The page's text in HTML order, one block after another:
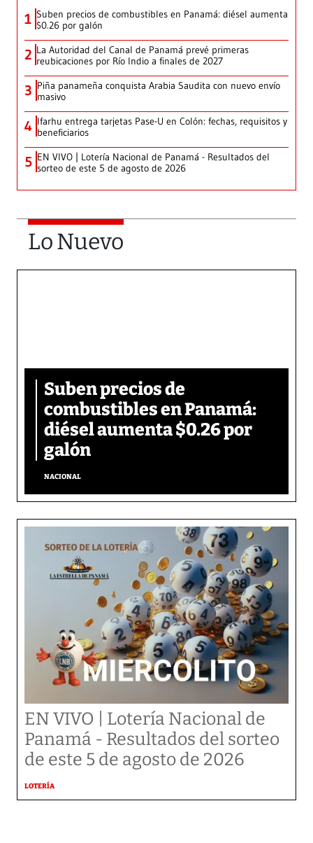
1 Suben precios de combustibles en Panamá: diésel aumenta
$0.26 por galón
2 La Autoridad del Canal de Panamá prevé primeras
reubicaciones por Río Indio a finales de 2027
3 Piña panameña conquista Arabia Saudita con nuevo envío
masivo
4 Ifarhu entrega tarjetas Pase-U en Colón: fechas, requisitos y
beneficiarios
5 EN VIVO | Lotería Nacional de Panamá - Resultados del
sorteo de este 5 de agosto de 2026
Lo Nuevo
Suben precios de
combustibles en Panamá:
diésel aumenta $0.26 por
galón
NACIONAL
EN VIVO | Lotería Nacional de
Panamá - Resultados del sorteo
de este 5 de agosto de 2026
LOTERÍA